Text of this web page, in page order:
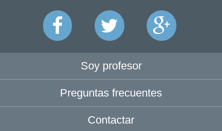
Soy profesor
Preguntas frecuentes
Contactar